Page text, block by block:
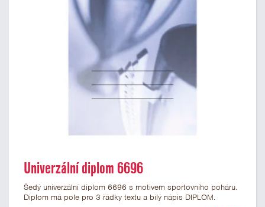
Univerzální diplom 6696
Šedý univerzální diplom 6696 s motivem sportovního poháru.
Diplom má pole pro 3 řádky textu a bílý nápis DIPLOM.